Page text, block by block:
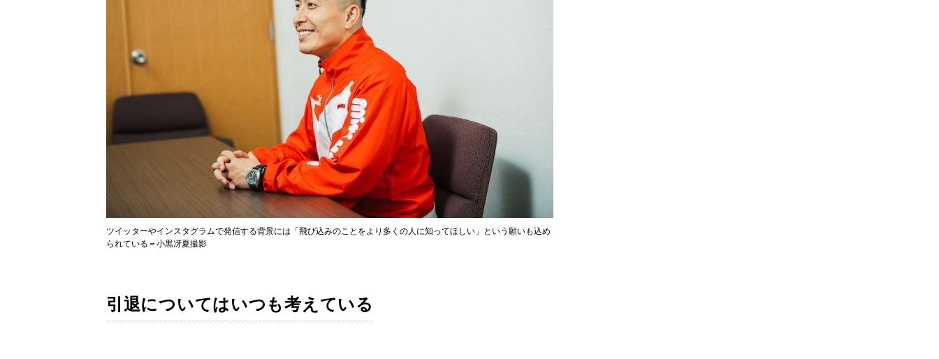
ツイッターやインスタグラムで発信する背景には「飛び込みのことをより多くの人に知ってほしい」という願いも込め
られている＝小黒冴夏撮影
引退についてはいつも考えている